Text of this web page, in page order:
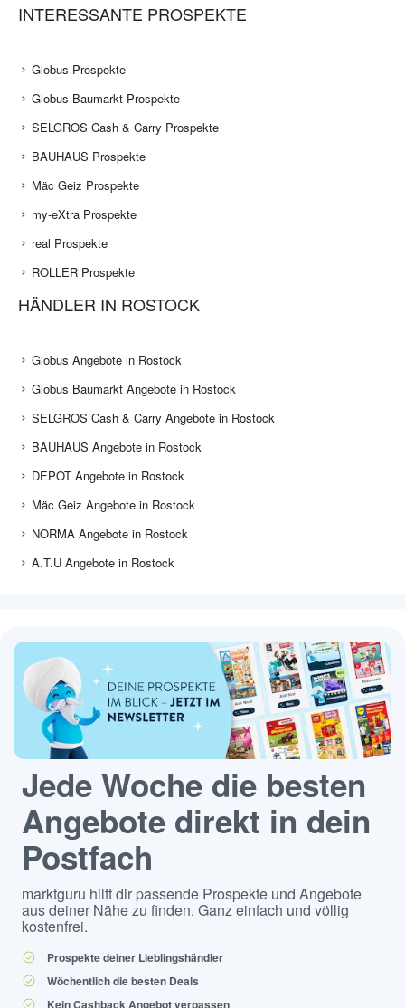
INTERESSANTE PROSPEKTE
Globus Prospekte
Globus Baumarkt Prospekte
SELGROS Cash & Carry Prospekte
BAUHAUS Prospekte
Mäc Geiz Prospekte
my-eXtra Prospekte
real Prospekte
ROLLER Prospekte
HÄNDLER IN ROSTOCK
Globus Angebote in Rostock
Globus Baumarkt Angebote in Rostock
SELGROS Cash & Carry Angebote in Rostock
BAUHAUS Angebote in Rostock
DEPOT Angebote in Rostock
Mäc Geiz Angebote in Rostock
NORMA Angebote in Rostock
A.T.U Angebote in Rostock
Jede Woche die besten
Angebote direkt in dein
Postfach
marktguru hilft dir passende Prospekte und Angebote
aus deiner Nähe zu finden. Ganz einfach und völlig
kostenfrei.
Prospekte deiner Lieblingshändler
Wöchentlich die besten Deals
Kein Cashback Angebot verpassen